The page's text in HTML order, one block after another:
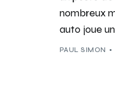
nombreux
auto joue
PAUL SIMON